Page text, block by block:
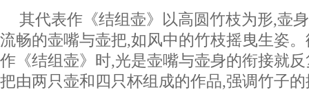
其代表作《结组壶》以高圆竹枝为形,壶
流畅的壶嘴与壶把,如风中的竹枝摇曳生姿
作《结组壶》时,光是壶嘴与壶身的衔接就
把由两只壶和四只杯组成的作品,强调竹子